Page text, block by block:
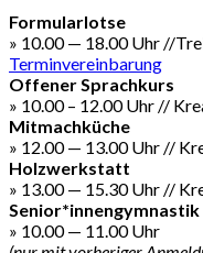
Formularlotse
» 10.00 — 18.00 Uhr //
Terminvereinbarung
Offener Sprachkurs
» 10.00 – 12.00 Uhr //
Mitmachküche
» 12.00 — 13.00 Uhr //
Holzwerkstatt
» 13.00 — 15.30 Uhr //
Senior*innengymnastik
» 10.00 — 11.00 Uhr